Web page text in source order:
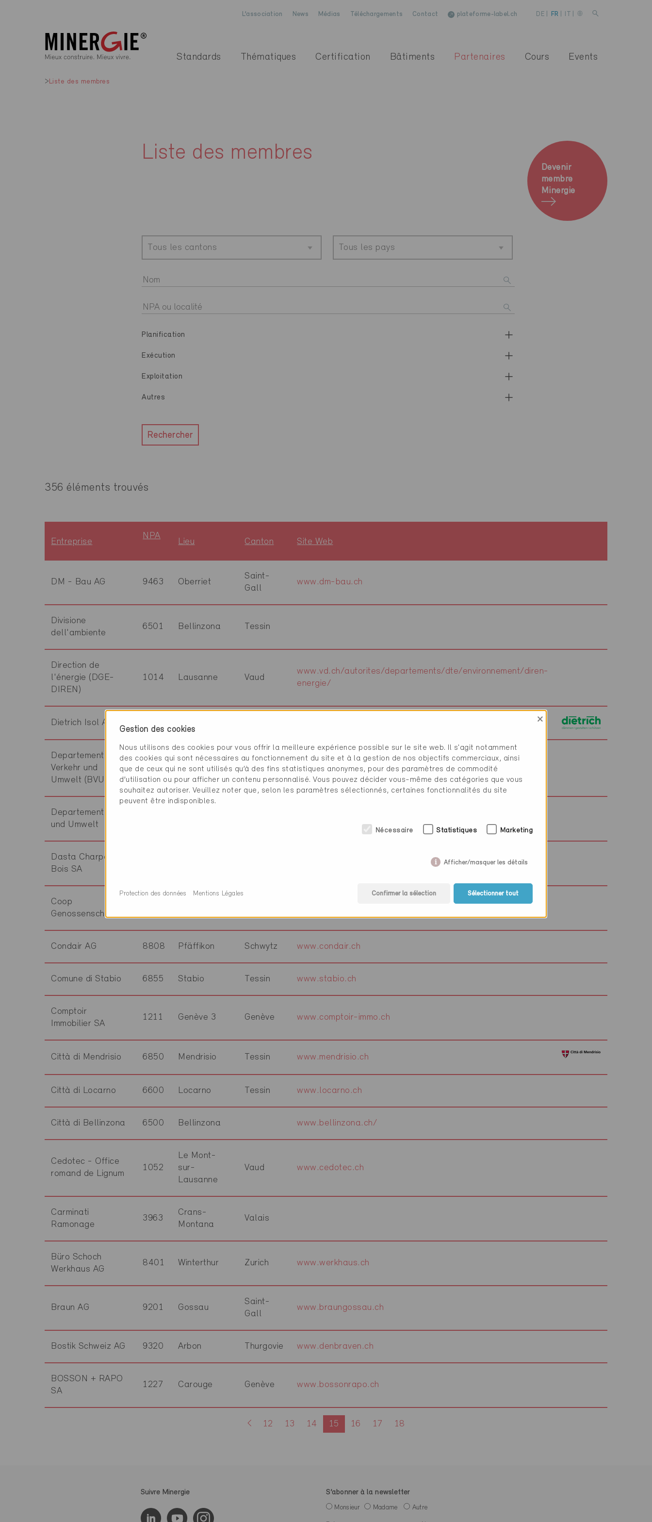
L’association News Médias Téléchargements Contact plateforme-label.ch DE FR
Standards Thématiques Certification Bâtiments Partenaires Cours Events
Liste des membres
Liste des membres
Devenir
membre
Minergie
Tous les cantons Tous les pays
Planification
Exécution
Exploitation
Autres
Rechercher
356 éléments trouvés
Entreprise
NPA
Lieu Canton Site Web
DM - Bau AG 9463 Oberriet
Saint-
Gall
www.dm-bau.ch
Divisione
dell'ambiente
6501 Bellinzona Tessin
Direction de
l'énergie (DGE-
DIREN)
1014 Lausanne Vaud
www.vd.ch/autorites/departements/dte/environnement/diren-
energie/
Dietrich Isol AG 3700 Spiez
Departement Bau,
Verkehr und
Umwelt (BVU)
5001 Aarau Argovie www.ag.ch/de/verwaltung/bvu/energie
Departement Bau
und Umwelt
Dasta Charpentes
Bois SA
Coop
Genossenschaft
Condair AG 8808 Pfäffikon Schwytz www.condair.ch
Comune di Stabio 6855 Stabio Tessin www.stabio.ch
Comptoir
Immobilier SA
1211 Genève 3 Genève www.comptoir-immo.ch
Città di Mendrisio 6850 Mendrisio Tessin www.mendrisio.ch
Città di Locarno 6600 Locarno Tessin www.locarno.ch
Città di Bellinzona 6500 Bellinzona www.bellinzona.ch/
Cedotec - Office
romand de Lignum
1052
Le Mont-
sur-
Lausanne
Vaud www.cedotec.ch
Carminati
Ramonage
3963
Crans-
Montana
Valais
Büro Schoch
Werkhaus AG
8401 Winterthur Zurich www.werkhaus.ch
Braun AG 9201 Gossau
Saint-
Gall
www.braungossau.ch
Bostik Schweiz AG 9320 Arbon Thurgovie www.denbraven.ch
BOSSON + RAPO
SA
1227 Carouge Genève www.bossonrapo.ch
12 13 14 15 16 17 18
Suivre Minergie S’abonner à la newsletter
Monsieur Madame Autre
Gestion des cookies
×
Nous utilisons des cookies pour vous offrir la meilleure expérience possible sur le site web. Il s'agit notamment
des cookies qui sont nécessaires au fonctionnement du site et à la gestion de nos objectifs commerciaux, ainsi
que de ceux qui ne sont utilisés qu’à des fins statistiques anonymes, pour des paramètres de commodité
d’utilisation ou pour afficher un contenu personnalisé. Vous pouvez décider vous-même des catégories que vous
souhaitez autoriser. Veuillez noter que, selon les paramètres sélectionnés, certaines fonctionnalités du site
peuvent être indisponibles.
Nécessaire Statistiques Marketing
Afficher/masquer les détails
Confirmer la sélection Sélectionner tout
Protection des données Mentions Légales